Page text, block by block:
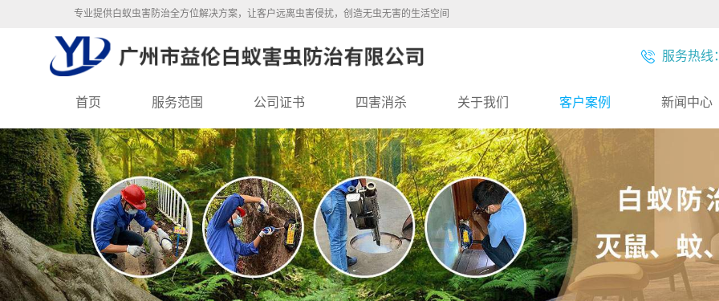
专业提供白蚁虫害防治全方位解决方案，让客户远离虫害侵扰，创造无虫无害的生活空间
服务热线
首页 服务范围 公司证书 四害消杀 关于我们 客户案例 新闻中心